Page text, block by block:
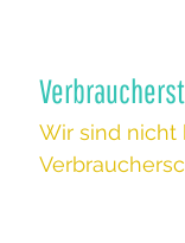
Wir sind nicht